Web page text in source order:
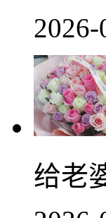
2026-
给老